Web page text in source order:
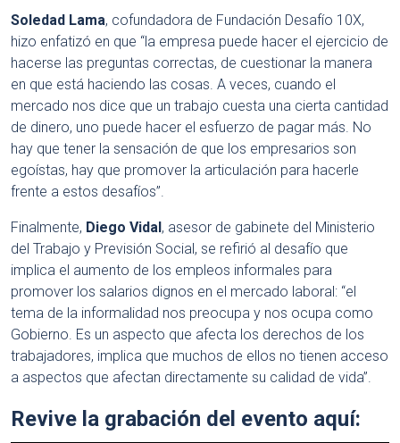
Soledad Lama, cofundadora de Fundación Desafío 10X,
hizo enfatizó en que “la empresa puede hacer el ejercicio de
hacerse las preguntas correctas, de cuestionar la manera
en que está haciendo las cosas. A veces, cuando el
mercado nos dice que un trabajo cuesta una cierta cantidad
de dinero, uno puede hacer el esfuerzo de pagar más. No
hay que tener la sensación de que los empresarios son
egoístas, hay que promover la articulación para hacerle
frente a estos desafíos”.
Finalmente, Diego Vidal, asesor de gabinete del Ministerio
del Trabajo y Previsión Social, se refirió al desafío que
implica el aumento de los empleos informales para
promover los salarios dignos en el mercado laboral: “el
tema de la informalidad nos preocupa y nos ocupa como
Gobierno. Es un aspecto que afecta los derechos de los
trabajadores, implica que muchos de ellos no tienen acceso
a aspectos que afectan directamente su calidad de vida”.
Revive la grabación del evento aquí: